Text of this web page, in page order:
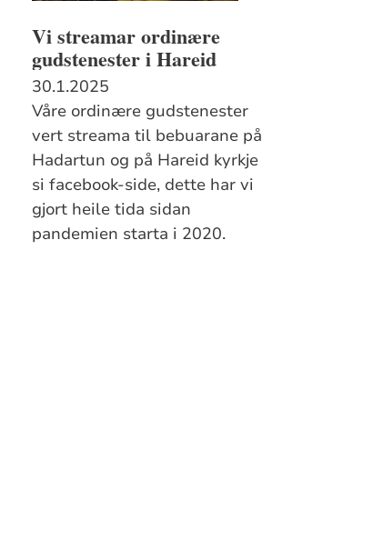
Vi streamar ordinære
gudstenester i Hareid
30.1.2025
Våre ordinære gudstenester
vert streama til bebuarane på
Hadartun og på Hareid kyrkje
si facebook-side, dette har vi
gjort heile tida sidan
pandemien starta i 2020.